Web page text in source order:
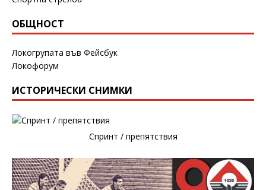
ОБЩНОСТ
Локогрупата във Фейсбук
Локофорум
ИСТОРИЧЕСКИ СНИМКИ
Спринт / препятствия